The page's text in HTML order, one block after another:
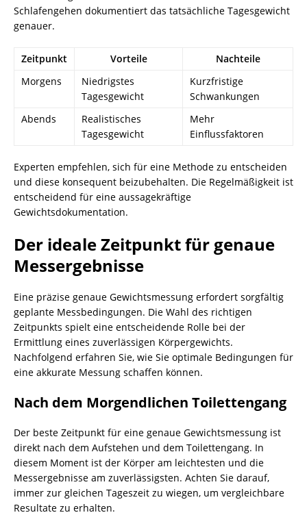
Schlafengehen dokumentiert das tatsächliche Tagesgewicht
genauer.
Zeitpunkt Vorteile
Nachteile
Morgens
Niedrigstes
Tagesgewicht
Kurzfristige
Schwankungen
Abends
Realistisches
Tagesgewicht
Mehr
Einflussfaktoren
Experten empfehlen, sich für eine Methode zu entscheiden
und diese konsequent beizubehalten. Die Regelmäßigkeit ist
entscheidend für eine aussagekräftige
Gewichtsdokumentation.
Der ideale Zeitpunkt für genaue
Messergebnisse
Eine präzise genaue Gewichtsmessung erfordert sorgfältig
geplante Messbedingungen. Die Wahl des richtigen
Zeitpunkts spielt eine entscheidende Rolle bei der
Ermittlung eines zuverlässigen Körpergewichts.
Nachfolgend erfahren Sie, wie Sie optimale Bedingungen für
eine akkurate Messung schaffen können.
Nach dem Morgendlichen Toilettengang
Der beste Zeitpunkt für eine genaue Gewichtsmessung ist
direkt nach dem Aufstehen und dem Toilettengang. In
diesem Moment ist der Körper am leichtesten und die
Messergebnisse am zuverlässigsten. Achten Sie darauf,
immer zur gleichen Tageszeit zu wiegen, um vergleichbare
Resultate zu erhalten.